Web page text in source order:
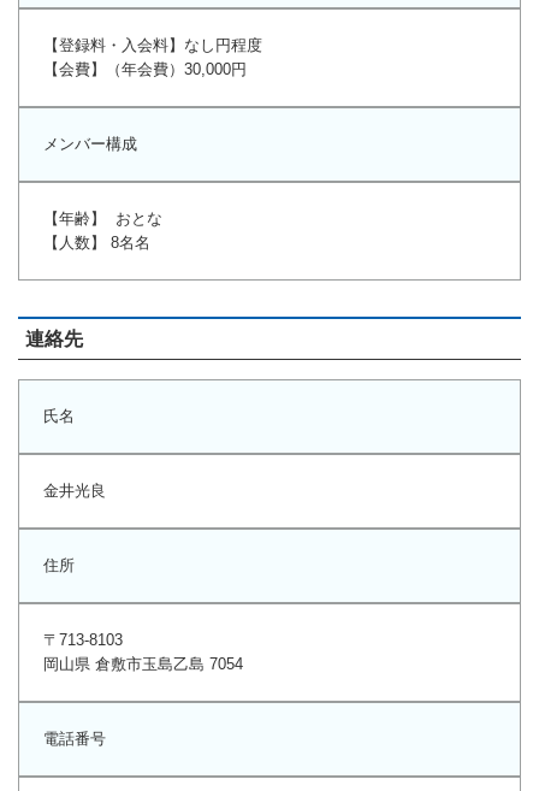
【登録料・入会料】なし円程度
【会費】（年会費）30,000円
メンバー構成
【年齢】 おとな
【人数】 8名名
連絡先
氏名
金井光良
住所
〒713-8103
岡山県 倉敷市玉島乙島 7054
電話番号